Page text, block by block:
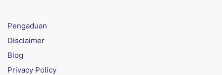
Pengaduan
Disclaimer
Blog
Privacy Policy